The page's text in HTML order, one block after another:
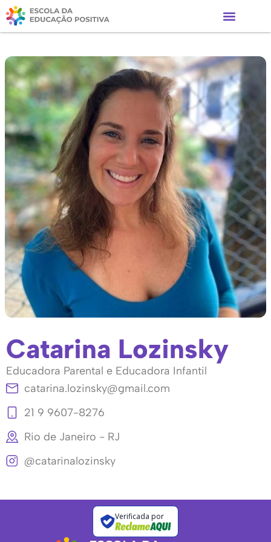
Catarina Lozinsky
Educadora Parental e Educadora Infantil
catarina.lozinsky@gmail.com
21 9 9607-8276
Rio de Janeiro - RJ
@catarinalozinsky
Verificada por